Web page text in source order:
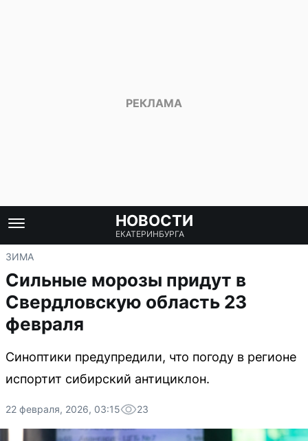
НОВОСТИ
ЕКАТЕРИНБУРГА
ЗИМА
Сильные морозы придут в
Свердловскую область 23
февраля
Синоптики предупредили, что погоду в регионе
испортит сибирский антициклон.
22 февраля, 2026, 03:15 23